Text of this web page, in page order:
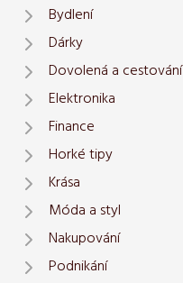
Bydlení
Dárky
Dovolená a cestování
Elektronika
Finance
Horké tipy
Krása
Móda a styl
Nakupování
Podnikání